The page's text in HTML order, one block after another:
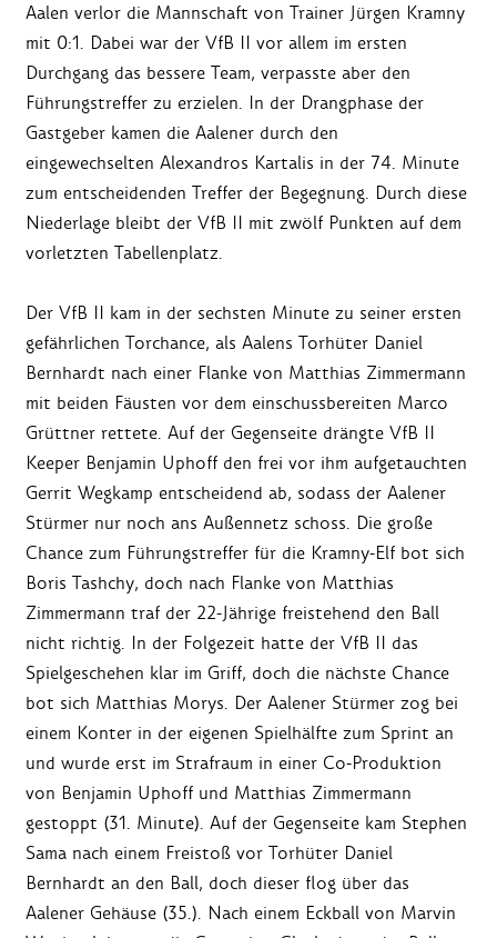
Aalen verlor die Mannschaft von Trainer Jürgen Kramny
mit 0:1. Dabei war der VfB II vor allem im ersten
Durchgang das bessere Team, verpasste aber den
Führungstreffer zu erzielen. In der Drangphase der
Gastgeber kamen die Aalener durch den
eingewechselten Alexandros Kartalis in der 74. Minute
zum entscheidenden Treffer der Begegnung. Durch diese
Niederlage bleibt der VfB II mit zwölf Punkten auf dem
vorletzten Tabellenplatz.
Der VfB II kam in der sechsten Minute zu seiner ersten
gefährlichen Torchance, als Aalens Torhüter Daniel
Bernhardt nach einer Flanke von Matthias Zimmermann
mit beiden Fäusten vor dem einschussbereiten Marco
Grüttner rettete. Auf der Gegenseite drängte VfB II
Keeper Benjamin Uphoff den frei vor ihm aufgetauchten
Gerrit Wegkamp entscheidend ab, sodass der Aalener
Stürmer nur noch ans Außennetz schoss. Die große
Chance zum Führungstreffer für die Kramny-Elf bot sich
Boris Tashchy, doch nach Flanke von Matthias
Zimmermann traf der 22-Jährige freistehend den Ball
nicht richtig. In der Folgezeit hatte der VfB II das
Spielgeschehen klar im Griff, doch die nächste Chance
bot sich Matthias Morys. Der Aalener Stürmer zog bei
einem Konter in der eigenen Spielhälfte zum Sprint an
und wurde erst im Strafraum in einer Co-Produktion
von Benjamin Uphoff und Matthias Zimmermann
gestoppt (31. Minute). Auf der Gegenseite kam Stephen
Sama nach einem Freistoß vor Torhüter Daniel
Bernhardt an den Ball, doch dieser flog über das
Aalener Gehäuse (35.). Nach einem Eckball von Marvin